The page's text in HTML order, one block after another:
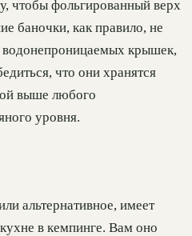
чтобы фольгированный верх
баночки, как правило, не
водонепроницаемых крышек,
что они хранятся
выше любого
уровня.
альтернативное, имеет
в кемпинге. Вам оно